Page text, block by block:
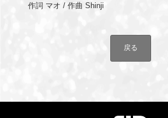
作詞 マオ / 作曲 Shinji
戻る